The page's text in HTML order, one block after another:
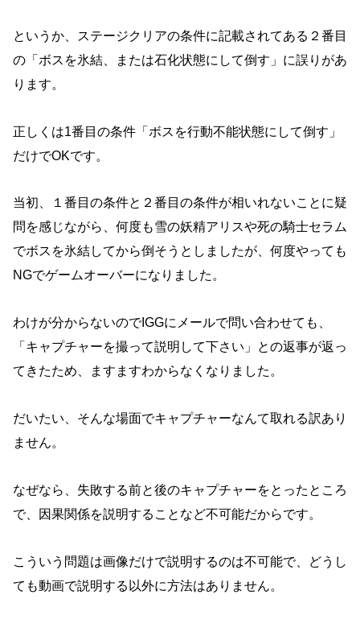
というか、ステージクリアの条件に記載されてある２番目
の「ボスを氷結、または石化状態にして倒す」に誤りがあ
ります。
正しくは1番目の条件「ボスを行動不能状態にして倒す」
だけでOKです。
当初、１番目の条件と２番目の条件が相いれないことに疑
問を感じながら、何度も雪の妖精アリスや死の騎士セラム
でボスを氷結してから倒そうとしましたが、何度やっても
NGでゲームオーバーになりました。
わけが分からないのでIGGにメールで問い合わせても、
「キャプチャーを撮って説明して下さい」との返事が返っ
てきたため、ますますわからなくなりました。
だいたい、そんな場面でキャプチャーなんて取れる訳あり
ません。
なぜなら、失敗する前と後のキャプチャーをとったところ
で、因果関係を説明することなど不可能だからです。
こういう問題は画像だけで説明するのは不可能で、どうし
ても動画で説明する以外に方法はありません。